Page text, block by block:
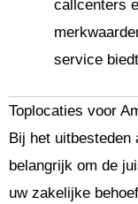
callcenters
service
Toplocaties voor
Bij het uitbesteden
belangrijk om de
uw zakelijke